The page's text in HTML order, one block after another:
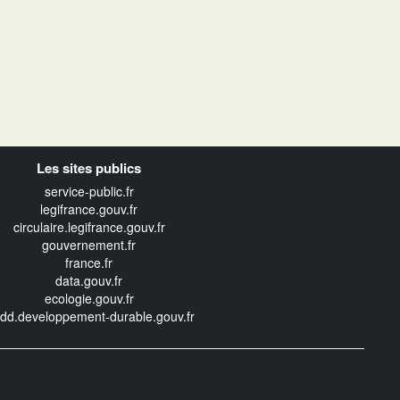
Les sites publics
service-public.fr
legifrance.gouv.fr
circulaire.legifrance.gouv.fr
gouvernement.fr
france.fr
data.gouv.fr
ecologie.gouv.fr
durable.gouv.fr